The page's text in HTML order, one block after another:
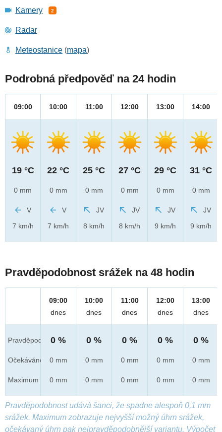
Kamery 2
Radar
Meteostanice (mapa)
Podrobná předpověď na 24 hodin
09:00
19 °C
0 mm
V
7 km/h
10:00
22 °C
0 mm
V
7 km/h
11:00
25 °C
0 mm
JV
8 km/h
12:00
27 °C
0 mm
JV
8 km/h
13:00
29 °C
0 mm
JV
9 km/h
14:00
31 °C
0 mm
JV
9 km/h
Pravděpodobnost srážek na 48 hodin
Pravděpod.
Očekáváno
Maximum
09:00
dnes
0 %
0 mm
0 mm
10:00
dnes
0 %
0 mm
0 mm
11:00
dnes
0 %
0 mm
0 mm
12:00
dnes
0 %
0 mm
0 mm
13:00
dnes
0 %
0 mm
0 mm
Pravděpodobnost udává šanci, že spadne alespoň 0,1 mm
srážek. Maximum zobrazuje nejvyšší možný úhrn srážek,
očekávaný úhrn pak nejpravděpodobnější variantu. Výpočet